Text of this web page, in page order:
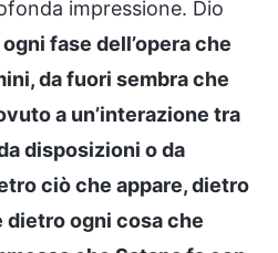
impressione. Dio
ogni fase dell’opera che
da fuori sembra che
a un’interazione tra
disposizioni o da
ciò che appare, dietro
dietro ogni cosa che